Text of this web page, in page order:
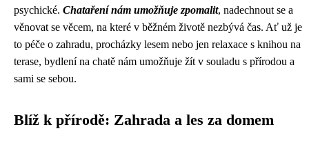
psychické. Chataření nám umožňuje zpomalit, nadechnout se a
věnovat se věcem, na které v běžném životě nezbývá čas. Ať už je
to péče o zahradu, procházky lesem nebo jen relaxace s knihou na
terase, bydlení na chatě nám umožňuje žít v souladu s přírodou a
sami se sebou.
Blíž k přírodě: Zahrada a les za domem